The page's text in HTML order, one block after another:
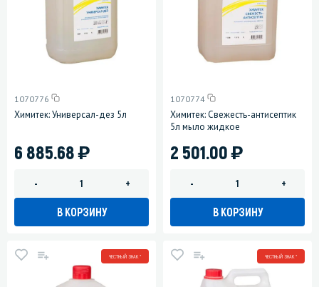
1070776
Химитек: Универсал-дез 5л
6 885.68)
- +
В КОРЗИНУ
1070774
Химитек: Свежесть-антисептик
5л мыло жидкое
2 501.00)
- +
В КОРЗИНУ
ЧЕСТНЫЙ ЗНАК * ЧЕСТНЫЙ ЗНАК *